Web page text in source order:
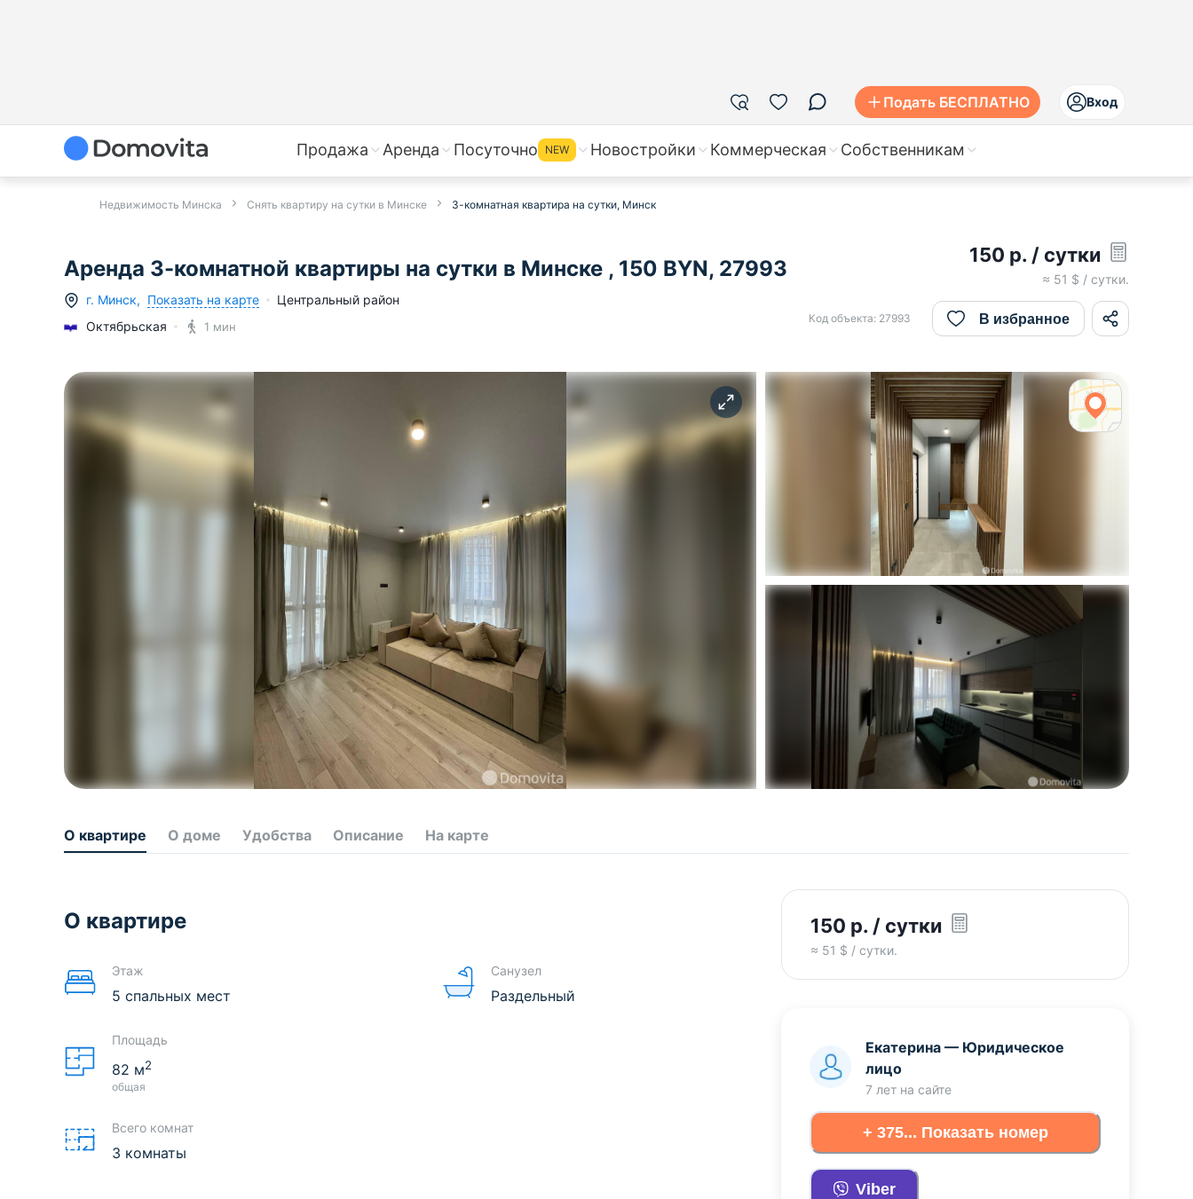
Подать БЕСПЛАТНО Вход
Продажа Аренда Посуточно NEW Новостройки Коммерческая Собственникам
Недвижимость Минска Снять квартиру на сутки в Минске 3-комнатная квартира на сутки, Минск
Аренда 3-комнатной квартиры на сутки в Минске , 150 BYN, 27993
г. Минск, Показать на карте
Центральный район
Октябрьская
1 мин
150 р. / сутки
≈ 51 $ / сутки.
Код объекта: 27993 В избранное
О квартире О доме Удобства Описание На карте
О квартире
Этаж
5 спальных мест
Площадь
82 м2
общая
Всего комнат
3 комнаты
Санузел
Раздельный
150 р. / сутки
≈ 51 $ / сутки.
Екатерина — Юридическое
лицо
7 лет на сайте
+ 375... Показать номер
Viber